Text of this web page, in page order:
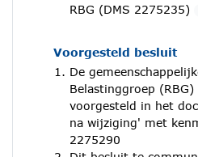
RBG (DMS 2275235)
Voorgesteld besluit
De
Belastinggroep
voorgesteld in het
na wijziging' met
2275290